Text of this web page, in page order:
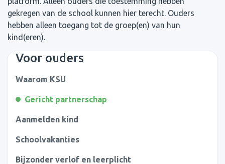
gekregen van de school kunnen hier terecht. Ouders
hebben alleen toegang tot de groep(en) van hun
kind(eren).
Voor ouders
Waarom KSU
Gericht partnerschap
Aanmelden kind
Schoolvakanties
Bijzonder verlof en leerplicht